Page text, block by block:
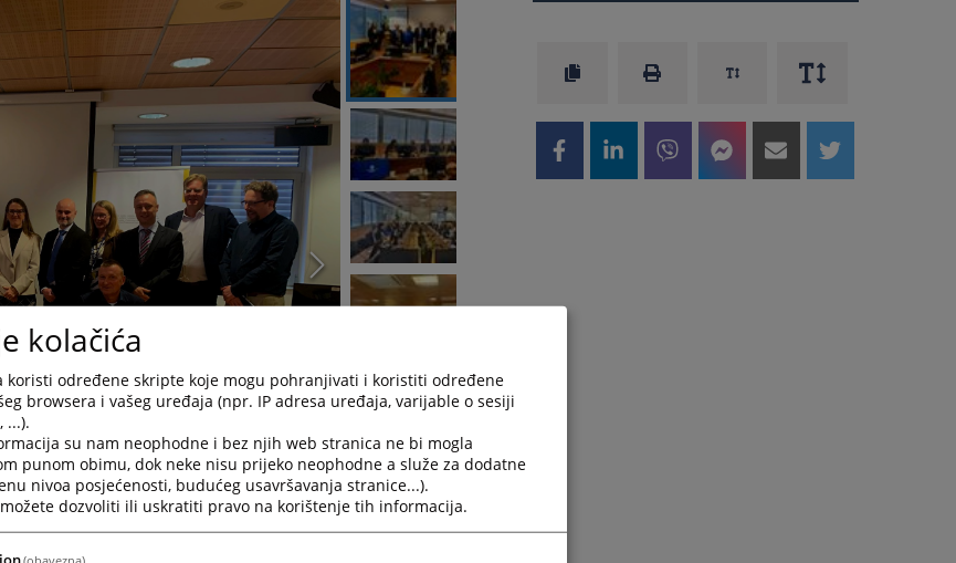
kolačića
koristi određene skripte koje mogu pohranjivati i koristiti određene
browsera i vašeg uređaja (npr. IP adresa uređaja, varijable o sesiji
...).
su nam neophodne i bez njih web stranica ne bi mogla
punom obimu, dok neke nisu prijeko neophodne a služe za dodatne
nivoa posjećenosti, budućeg usavršavanja stranice...).
dozvoliti ili uskratiti pravo na korištenje tih informacija.
(obavezna)